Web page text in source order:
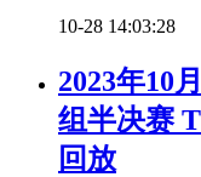
10-28 14:03:28
2023年10
组半决赛
回放